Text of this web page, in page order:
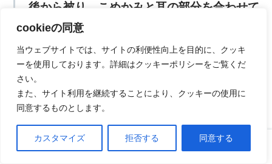
cookieの同意
当ウェブサイトでは、サイトの利便性向上を目的に、クッキ
ーを使用しております。詳細はクッキーポリシーをご覧くだ
さい。
また、サイト利用を継続することにより、クッキーの使用に
同意するものとします。
カスタマイズ 拒否する 同意する
後から被り、こめかみと耳の部分を合わせて
位置を調整する。
ブラッシングとコームを使って整え、自毛と
なじませたら完成。